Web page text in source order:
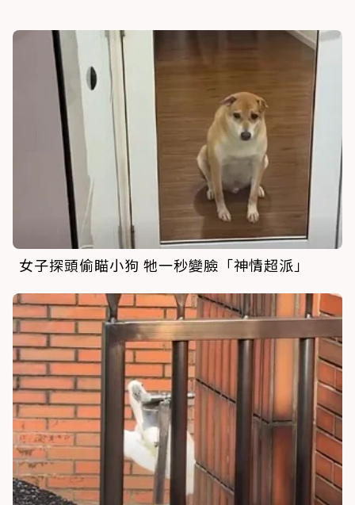
女子探頭偷瞄小狗 牠一秒變臉「神情超派」